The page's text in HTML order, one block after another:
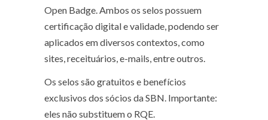
Open Badge. Ambos os selos possuem
certificação digital e validade, podendo ser
aplicados em diversos contextos, como
sites, receituários, e-mails, entre outros.
Os selos são gratuitos e benefícios
exclusivos dos sócios da SBN. Importante:
eles não substituem o RQE.